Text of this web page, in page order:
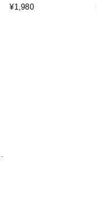
ポケモン バイカラーレ
¥1,980